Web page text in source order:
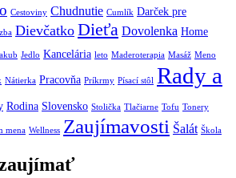
Cestoviny Chudnutie Cumlík Darček pre
Dievčatko Dieťa Dovolenka Home
Jedlo Kancelária leto Maderoterapia Masáž Meno
Nátierka Pracovňa Príkrmy Písací stôl Rady a
Rodina Slovensko Stolička Tlačiarne Tofu Tonery
mena Wellness Zaujímavosti Šalát Škola